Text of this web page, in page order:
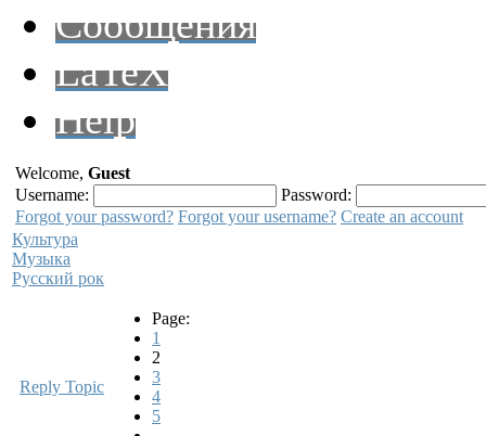
Сообщения
LaTeX
Help
Welcome, Guest
Username:
Password:
Forgot your password? Forgot your username? Create an account
Культура
Музыка
Русский рок
Reply Topic
Page:
1
2
3
4
5